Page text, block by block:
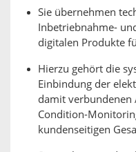
Sie übernehmen
Inbetriebnahme-
digitalen Produkte
Hierzu gehört die
Einbindung der
damit verbundenen
Condition-
kundenseitigen